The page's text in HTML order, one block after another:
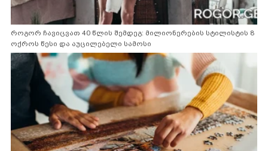
როგორ ჩავიცვათ 40 წლის შემდეგ: მილიონერების სტილისტის 8
ოქროს წესი და აუცილებელი სამოსი